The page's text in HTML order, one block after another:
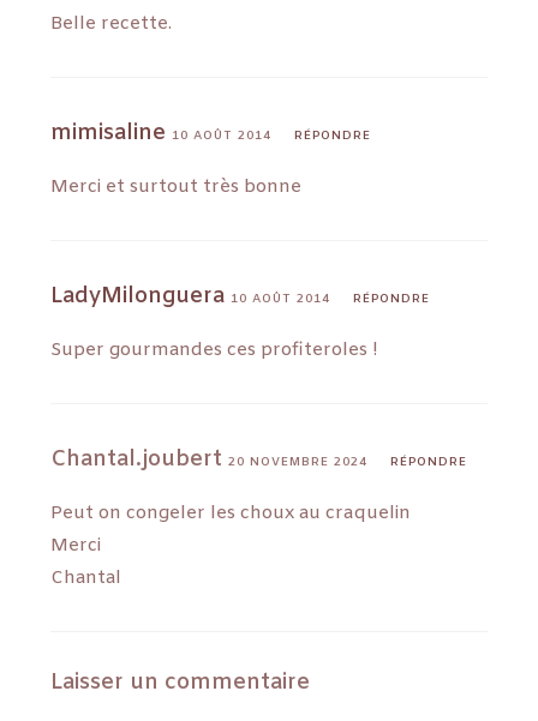
Belle recette.
mimisaline 10 AOÛT 2014 RÉPONDRE
Merci et surtout très bonne
LadyMilonguera 10 AOÛT 2014 RÉPONDRE
Super gourmandes ces profiteroles !
Chantal.joubert20 NOVEMBRE 2024 RÉPONDRE
Peut on congeler les choux au craquelin
Merci
Chantal
Laisser un commentaire